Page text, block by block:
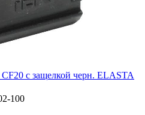
с защелкой черн. ELASTA
100